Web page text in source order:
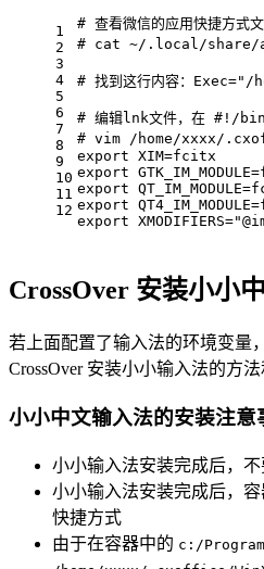
1
2
3
4
5
6
7
8
9
10
11
12
# 查看微信的应用快捷方式
# cat ~/. local/share/
# 找到这行内容：
# 编辑lnk文件，在 #!/bin/
# vim /home/xxxx/
export XIM=fcitx
export
export
export
export XMODIFIERS=
CrossOver 安装小小
若上面配置了输入法的环境变量
CrossOver 安装小小输入法的方
小小中文输入法的安装注意
小小输入法安装完成后，
小小输入法安装完成后，
快捷方式
由于在容器中的 c:/